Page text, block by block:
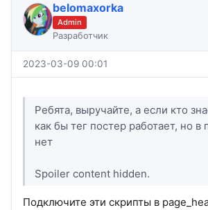
belomaxorka
Admin
Разработчик
2023-03-09 00:01
Ребята, выручайте, а если кто
как бы тег постер работает, но в
нет
Spoiler content hidden.
Подключите эти скрипты в